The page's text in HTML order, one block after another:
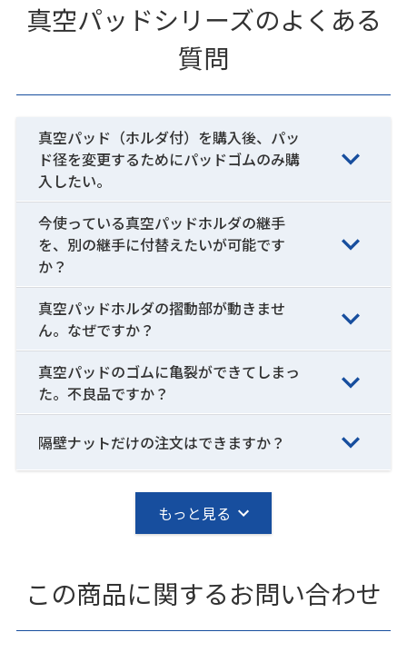
真空パッドシリーズのよくある
質問
真空パッド（ホルダ付）を購入後、パッ
ド径を変更するためにパッドゴムのみ購
入したい。
今使っている真空パッドホルダの継手
を、別の継手に付替えたいが可能です
か？
真空パッドホルダの摺動部が動きませ
ん。なぜですか？
真空パッドのゴムに亀裂ができてしまっ
た。不良品ですか？
隔壁ナットだけの注文はできますか？
もっと見る
この商品に関するお問い合わせ